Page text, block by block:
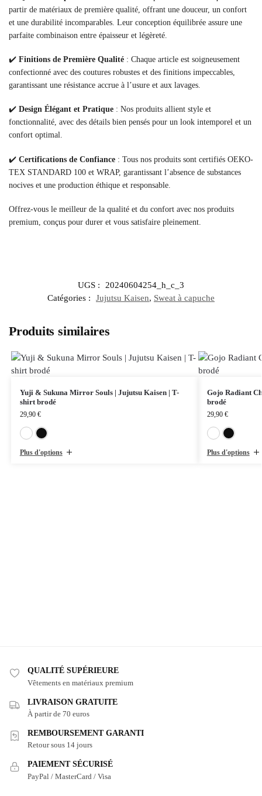
partir de matériaux de première qualité, offrant une douceur, un confort
et une durabilité incomparables. Leur conception équilibrée assure une
parfaite combinaison entre épaisseur et légèreté.
✔️ Finitions de Première Qualité : Chaque article est soigneusement
confectionné avec des coutures robustes et des finitions impeccables,
garantissant une résistance accrue à l’usure et aux lavages.
✔️ Design Élégant et Pratique : Nos produits allient style et
fonctionnalité, avec des détails bien pensés pour un look intemporel et un
confort optimal.
✔️ Certifications de Confiance : Tous nos produits sont certifiés OEKO-
TEX STANDARD 100 et WRAP, garantissant l’absence de substances
nocives et une production éthique et responsable.
Offrez-vous le meilleur de la qualité et du confort avec nos produits
premium, conçus pour durer et vous satisfaire pleinement.
UGS :
20240604254_h_c_3
Catégories :
Jujutsu Kaisen, Sweat à capuche
Produits similaires
Yuji & Sukuna Mirror Souls | Jujutsu Kaisen | T-
shirt brodé
29,90 €
Plus d'options
Gojo Radiant
brodé
29,90 €
Plus d'options
QUALITÉ SUPÉRIEURE
Vêtements en matériaux premium
LIVRAISON GRATUITE
À partir de 70 euros
REMBOURSEMENT GARANTI
Retour sous 14 jours
PAIEMENT SÉCURISÉ
PayPal / MasterCard / Visa